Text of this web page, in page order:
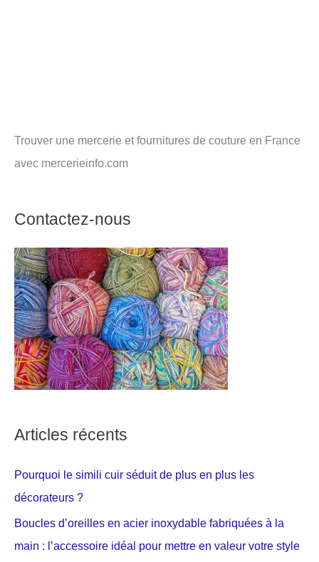
Trouver une mercerie et fournitures de couture en France
avec mercerieinfo.com
Contactez-nous
Articles récents
Pourquoi le simili cuir séduit de plus en plus les
décorateurs ?
Boucles d’oreilles en acier inoxydable fabriquées à la
main : l’accessoire idéal pour mettre en valeur votre style